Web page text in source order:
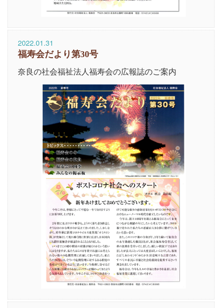
2022.01.31
福寿会だより第30号
奈良の社会福祉法人福寿会の広報誌のご案内